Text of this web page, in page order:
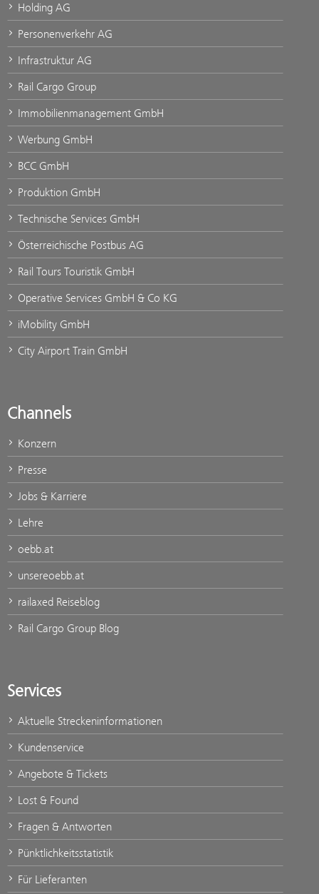
Holding AG
Personenverkehr AG
Infrastruktur AG
Rail Cargo Group
Immobilienmanagement GmbH
Werbung GmbH
BCC GmbH
Produktion GmbH
Technische Services GmbH
Österreichische Postbus AG
Rail Tours Touristik GmbH
Operative Services GmbH & Co KG
iMobility GmbH
City Airport Train GmbH
Channels
Konzern
Presse
Jobs & Karriere
Lehre
oebb.at
unsereoebb.at
railaxed Reiseblog
Rail Cargo Group Blog
Services
Aktuelle Streckeninformationen
Kundenservice
Angebote & Tickets
Lost & Found
Fragen & Antworten
Pünktlichkeitsstatistik
Für Lieferanten